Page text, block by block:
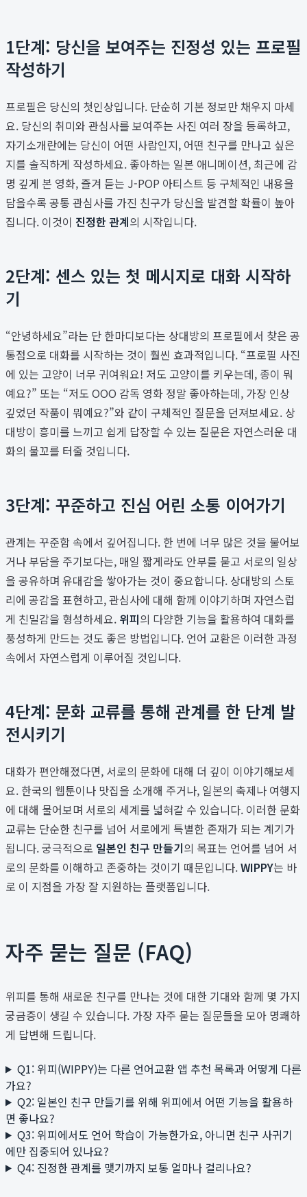
1단계: 당신을 보여주는 진정성 있는 프로필
작성하기
프로필은 당신의 첫인상입니다. 단순히 기본 정보만 채우지 마세
요. 당신의 취미와 관심사를 보여주는 사진 여러 장을 등록하고,
자기소개란에는 당신이 어떤 사람인지, 어떤 친구를 만나고 싶은
지를 솔직하게 작성하세요. 좋아하는 일본 애니메이션, 최근에 감
명 깊게 본 영화, 즐겨 듣는 J-POP 아티스트 등 구체적인 내용을
담을수록 공통 관심사를 가진 친구가 당신을 발견할 확률이 높아
집니다. 이것이 진정한 관계의 시작입니다.
2단계: 센스 있는 첫 메시지로 대화 시작하
기
“안녕하세요”라는 단 한마디보다는 상대방의 프로필에서 찾은 공
통점으로 대화를 시작하는 것이 훨씬 효과적입니다. “프로필 사진
에 있는 고양이 너무 귀여워요! 저도 고양이를 키우는데, 종이 뭐
예요?” 또는 “저도 OOO 감독 영화 정말 좋아하는데, 가장 인상
깊었던 작품이 뭐예요?”와 같이 구체적인 질문을 던져보세요. 상
대방이 흥미를 느끼고 쉽게 답장할 수 있는 질문은 자연스러운 대
화의 물꼬를 터줄 것입니다.
3단계: 꾸준하고 진심 어린 소통 이어가기
관계는 꾸준함 속에서 깊어집니다. 한 번에 너무 많은 것을 물어보
거나 부담을 주기보다는, 매일 짧게라도 안부를 묻고 서로의 일상
을 공유하며 유대감을 쌓아가는 것이 중요합니다. 상대방의 스토
리에 공감을 표현하고, 관심사에 대해 함께 이야기하며 자연스럽
게 친밀감을 형성하세요. 위피의 다양한 기능을 활용하여 대화를
풍성하게 만드는 것도 좋은 방법입니다. 언어 교환은 이러한 과정
속에서 자연스럽게 이루어질 것입니다.
4단계: 문화 교류를 통해 관계를 한 단계 발
전시키기
대화가 편안해졌다면, 서로의 문화에 대해 더 깊이 이야기해보세
요. 한국의 웹툰이나 맛집을 소개해 주거나, 일본의 축제나 여행지
에 대해 물어보며 서로의 세계를 넓혀갈 수 있습니다. 이러한 문화
교류는 단순한 친구를 넘어 서로에게 특별한 존재가 되는 계기가
됩니다. 궁극적으로 일본인 친구 만들기의 목표는 언어를 넘어 서
로의 문화를 이해하고 존중하는 것이기 때문입니다.WIPPY는 바
로 이 지점을 가장 잘 지원하는 플랫폼입니다.
자주 묻는 질문 (FAQ)
위피를 통해 새로운 친구를 만나는 것에 대한 기대와 함께 몇 가지
궁금증이 생길 수 있습니다. 가장 자주 묻는 질문들을 모아 명쾌하
게 답변해 드립니다.
Q1: 위피(WIPPY)는 다른 언어교환 앱 추천 목록과 어떻게 다른
가요?
Q2: 일본인 친구 만들기를 위해 위피에서 어떤 기능을 활용하
면 좋나요?
Q3: 위피에서도 언어 학습이 가능한가요, 아니면 친구 사귀기
에만 집중되어 있나요?
Q4: 진정한 관계를 맺기까지 보통 얼마나 걸리나요?